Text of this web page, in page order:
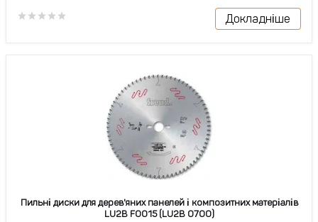
Докладніше
Пильні диски для дерев'яних панелей і композитних матеріалів
LU2B F0015 (LU2B 0700)